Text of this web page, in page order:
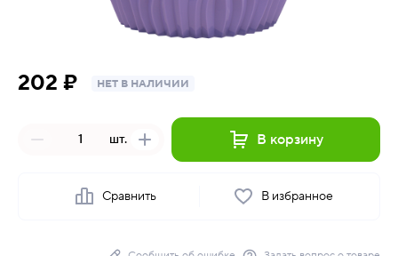
202 ₽ НЕТ В НАЛИЧИИ
шт. В корзину
Сравнить В избранное